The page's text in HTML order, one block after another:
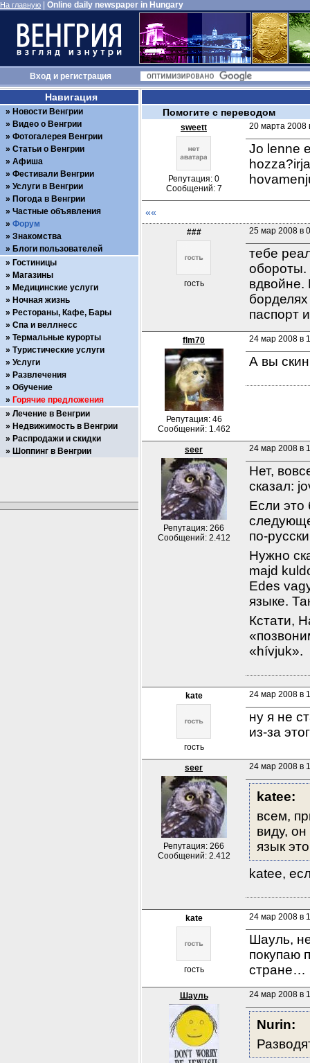
На главную Online daily newspaper in Hungary
Входи регистрация
Помогите с переводом
sweett
Репутация: 0
Сообщений: 7
20 марта 2008
Jo lenne
««
###
гость
25 мар 2008 в
тебе
обороты.
вдвойне.
паспорт
flm70
Репутация: 46
Сообщений: 1.462
24 мар 2008 в
А вы
seer
Репутация: 266
Сообщений: 2.412
24 мар 2008 в
Нет,
сказал:
Если это
по-
Нужно
majd
Edes
языке.
Кстати,
«hívjuk».
kate
гость
24 мар 2008 в
ну я не
из-за
seer
Репутация: 266
Сообщений: 2.412
24 мар 2008 в
kateе:
всем,
виду,
язык
katee,
kate
гость
24 мар 2008 в
Шауль,
покупаю
стране…
Шауль 24 мар 2008 в
Nurin:
Навигация
Новости Венгрии
Видео о Венгрии
Фотогалерея Венгрии
Статьи о Венгрии
Афиша
Фестивали Венгрии
Услуги в Венгрии
Погода в Венгрии
Частные объявления
Форум
Знакомства
Блоги пользователей
Гостиницы
Магазины
Медицинские услуги
Ночная жизнь
Рестораны, Кафе, Бары
Спа и веллнесс
Термальные курорты
Туристические услуги
Услуги
Развлечения
Обучение
Горячие предложения
Лечение в Венгрии
Недвижимость в Венгрии
Распродажи и скидки
Шоппинг в Венгрии